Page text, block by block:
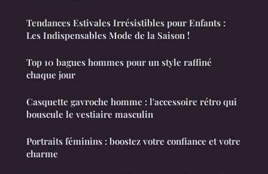
Tendances Estivales Irrésistibles pour Enfants :
Les Indispensables Mode de la Saison !
Top 10 bagues hommes pour un style raffiné
chaque jour
Casquette gavroche homme : l'accessoire rétro qui
bouscule le vestiaire masculin
Portraits féminins : boostez votre confiance et votre
charme